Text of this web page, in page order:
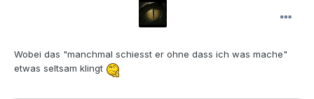
Wobei das "manchmal schiesst er ohne dass ich was mache"
etwas seltsam klingt